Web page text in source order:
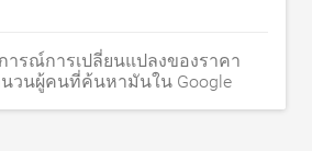
รณ์การเปลี่ยนแปลงของราคา
นวนผู้คนที่ค้นหามันใน Google